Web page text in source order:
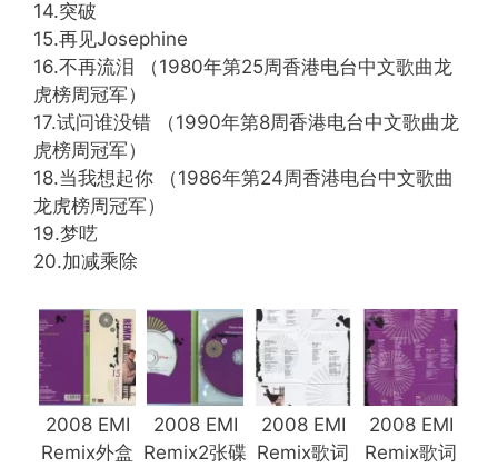
14.突破
15.再见Josephine
16.不再流泪 （1980年第25周香港电台中文歌曲龙
虎榜周冠军）
17.试问谁没错 （1990年第8周香港电台中文歌曲龙
虎榜周冠军）
18.当我想起你 （1986年第24周香港电台中文歌曲
龙虎榜周冠军）
19.梦呓
20.加减乘除
2008 EMI
Remix外盒
2008 EMI
Remix2张碟
2008 EMI
Remix歌词
2008 EMI
Remix歌词